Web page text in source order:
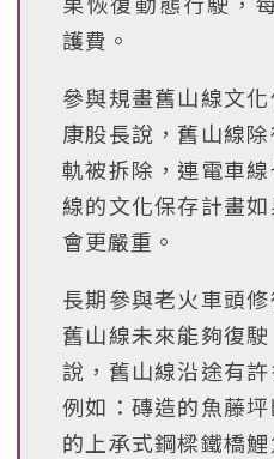
護費。
參與規畫舊山線文
康股長說，舊山線
軌被拆除，連電車
線的文化保存計畫
會更嚴重。
長期參與老火車頭
舊山線未來能夠復
說，舊山線沿途有
例如：磚造的魚藤
的上承式鋼樑鐵橋